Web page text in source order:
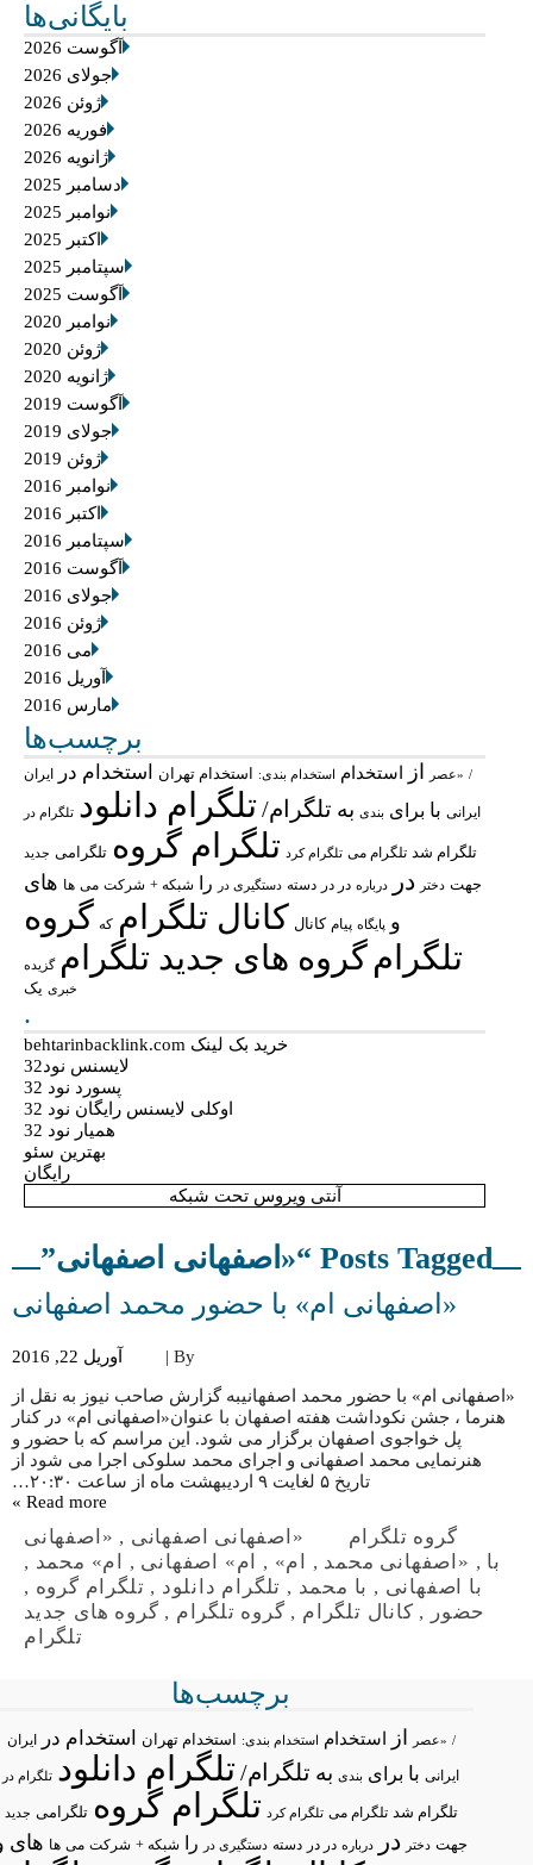
بایگانی‌ها
آگوست 2026
جولای 2026
ژوئن 2026
فوریه 2026
ژانویه 2026
دسامبر 2025
نوامبر 2025
اکتبر 2025
سپتامبر 2025
آگوست 2025
نوامبر 2020
ژوئن 2020
ژانویه 2020
آگوست 2019
جولای 2019
ژوئن 2019
نوامبر 2016
اکتبر 2016
سپتامبر 2016
آگوست 2016
جولای 2016
ژوئن 2016
می 2016
آوریل 2016
مارس 2016
برچسب‌ها
«عصر از استخدام استخدام بندی: استخدام تهران استخدام در ایران
ایرانی با برای بندی بهتلگرام/تلگرام دانلود تلگرام در
تلگرام شد تلگرام می تلگرام کرد تلگرام گروه تلگرامی جدید
جهت دختر در درباره در در دسته دستگیری در را شبکه + شرکت می ها
های
پایگاه پیام کانال کانال تلگرام که گروه
تلگرامگروه های جدید تلگرام گزیده
خبری یک
خرید بک لینک behtarinbacklink.com
لایسنس نود32
پسورد نود 32
اوکلی لایسنس رایگان نود 32
همیار نود 32
بهترین سئو
رایگان
آنتی ویروس تحت شبکه
Posts Tagged “«اصفهانی اصفهانی”
«اصفهانی ام» با حضور محمد اصفهانی
By | آوریل 22, 2016
«اصفهانی ام» با حضور محمد اصفهانیبه گزارش صاحب نیوز به نقل از
هنرما ، جشن نکوداشت هفته اصفهان با عنوان«اصفهانی ام» در کنار
پل خواجوی اصفهان برگزار می شود. این مراسم که با حضور و
هنرنمایی محمد اصفهانی و اجرای محمد سلوکی اجرا می شود از
تاریخ ۵ لغایت ۹ اردیبهشت ماه از ساعت ۲۰:۳۰…
Read more »
گروه تلگرام «اصفهانی اصفهانی, «اصفهانی
, «اصفهانی محمد, ام», ام» اصفهانی, ام» محمد,
با اصفهانی, با محمد, تلگرام دانلود, تلگرام گروه,
حضور, کانال تلگرام , گروه تلگرام, گروه های جدید
تلگرام
برچسب‌ها
«عصر از استخدام استخدام بندی: استخدام تهران استخدام در ایران
ایرانی با برای بندی بهتلگرام/تلگرام دانلود تلگرام در
تلگرام شد تلگرام می تلگرام کرد تلگرام گروه تلگرامی جدید
جهت دختر در درباره در در دسته دستگیری در را شبکه + شرکت می ها های و